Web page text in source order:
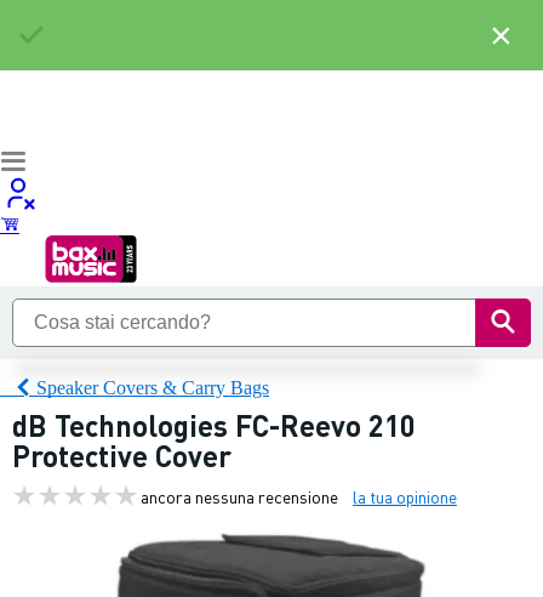
Speaker Covers & Carry Bags
dB Technologies FC-Reevo 210
Protective Cover
ancora nessuna recensione la tua opinione
×